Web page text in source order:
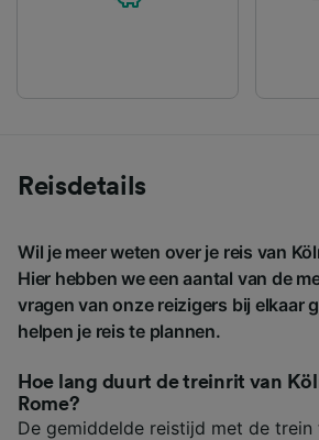
Reisdetails
Wil je meer weten over je reis van
Hier hebben we een aantal van de
vragen van onze reizigers bij elkaar
helpen je reis te plannen.
Hoe lang duurt de treinrit van
Rome?
De gemiddelde reistijd met de trein